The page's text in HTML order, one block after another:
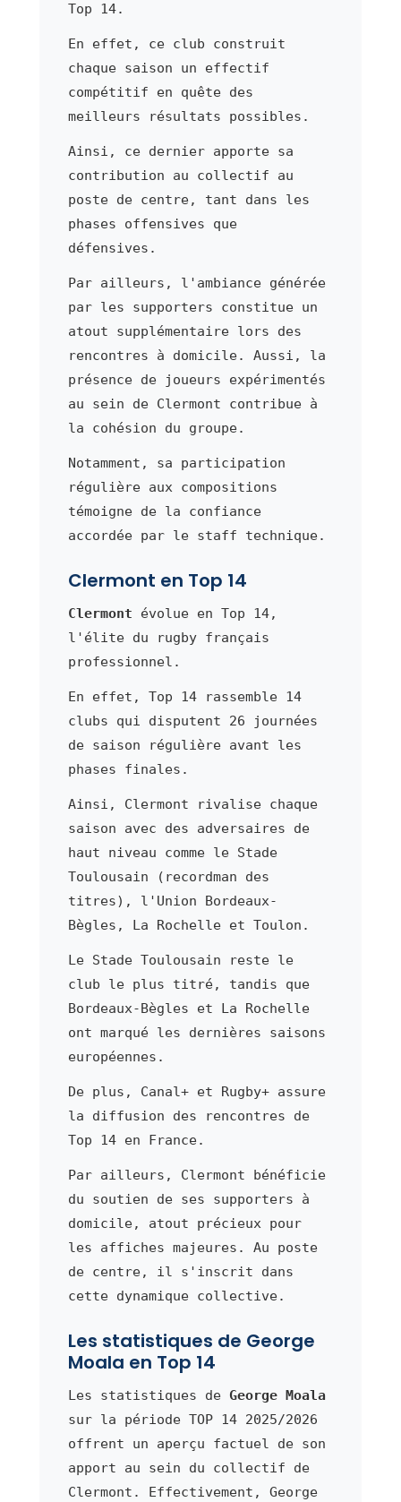
Top 14.
En effet, ce club construit
chaque saison un effectif
compétitif en quête des
meilleurs résultats possibles.
Ainsi, ce dernier apporte sa
contribution au collectif au
poste de centre, tant dans les
phases offensives que
défensives.
Par ailleurs, l'ambiance générée
par les supporters constitue un
atout supplémentaire lors des
rencontres à domicile. Aussi, la
présence de joueurs expérimentés
au sein de Clermont contribue à
la cohésion du groupe.
Notamment, sa participation
régulière aux compositions
témoigne de la confiance
accordée par le staff technique.
Clermont en Top 14
Clermont évolue en Top 14,
l'élite du rugby français
professionnel.
En effet, Top 14 rassemble 14
clubs qui disputent 26 journées
de saison régulière avant les
phases finales.
Ainsi, Clermont rivalise chaque
saison avec des adversaires de
haut niveau comme le Stade
Toulousain (recordman des
titres), l'Union Bordeaux-
Bègles, La Rochelle et Toulon.
Le Stade Toulousain reste le
club le plus titré, tandis que
Bordeaux-Bègles et La Rochelle
ont marqué les dernières saisons
européennes.
De plus, Canal+ et Rugby+ assure
la diffusion des rencontres de
Top 14 en France.
Par ailleurs, Clermont bénéficie
du soutien de ses supporters à
domicile, atout précieux pour
les affiches majeures. Au poste
de centre, il s'inscrit dans
cette dynamique collective.
Les statistiques de George
Moala en Top 14
Les statistiques de George Moala
sur la période TOP 14 2025/2026
offrent un aperçu factuel de son
apport au sein du collectif de
Clermont. Effectivement, George